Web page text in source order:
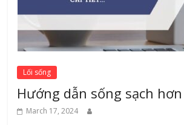
Lối sống
Hướng dẫn sống sạch hơn
March 17, 2024